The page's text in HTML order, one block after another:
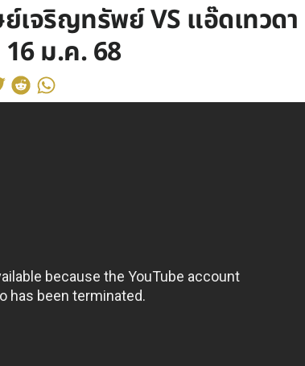
เจริญทรัพย์ VS แอ๊ดเทวดา
ม.ค. 68